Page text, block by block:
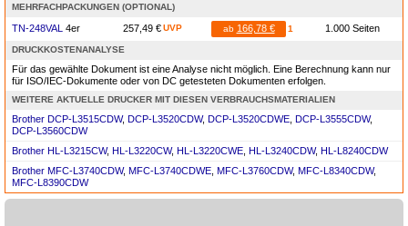
MEHRFACHPACKUNGEN (OPTIONAL)
TN-248VAL 4er 257,49 € UVP ab 166,78 € 1 1.000 Seiten
DRUCKKOSTENANALYSE
Für das gewählte Dokument ist eine Analyse nicht möglich. Eine Berechnung kann nur
für ISO/IEC-Dokumente oder von DC getesteten Dokumenten erfolgen.
WEITERE AKTUELLE DRUCKER MIT DIESEN VERBRAUCHSMATERIALIEN
Brother DCP-L3515CDW, DCP-L3520CDW, DCP-L3520CDWE DCP-L3555CDW,
DCP-L3560CDW
Brother HL-L3215CW, HL-L3220CW, HL-L3220CWE HL-L3240CDW, HL-L8240CDW
Brother MFC-L3740CDW, MFC-L3740CDWE MFC-L3760CDW, MFC-L8340CDW,
MFC-L8390CDW